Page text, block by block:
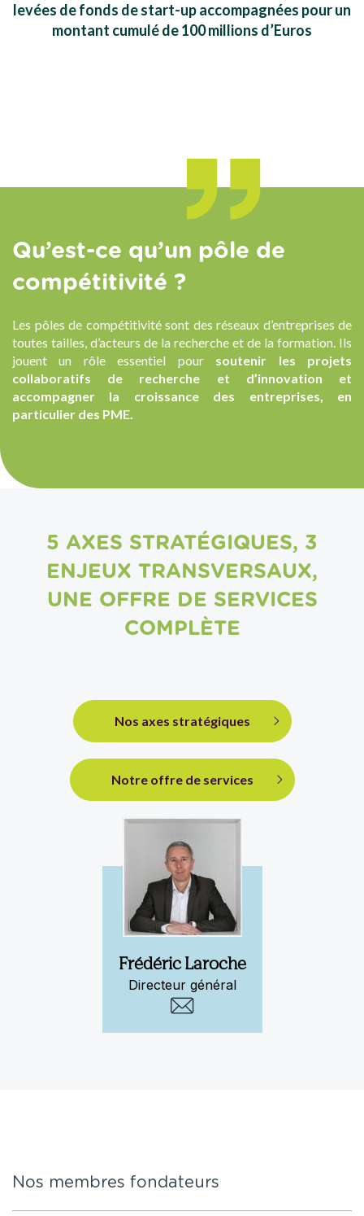
levées de fonds de start-up accompagnées pour un
montant cumulé de 100 millions d’Euros
Qu’est-ce qu’un pôle de
compétitivité ?
Les pôles de compétitivité sont des réseaux d’entreprises de
toutes tailles, d’acteurs de la recherche et de la formation. Ils
jouent un rôle essentiel pour soutenir les projets
collaboratifs de recherche et d’innovation et
accompagner la croissance des entreprises, en
particulier des PME.
5 AXES STRATÉGIQUES, 3
ENJEUX TRANSVERSAUX,
UNE OFFRE DE SERVICES
COMPLÈTE
Nos axes stratégiques
Notre offre de services
Frédéric Laroche
Directeur général
Nos membres fondateurs